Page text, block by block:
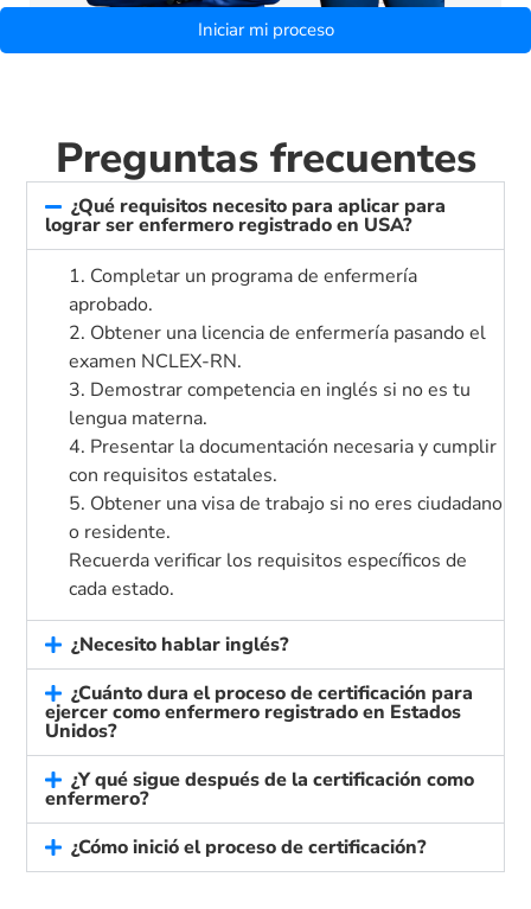
Iniciar mi proceso
Preguntas frecuentes
¿Qué requisitos necesito para aplicar para
lograr ser enfermero registrado en USA?
1. Completar un programa de enfermería
aprobado.
2. Obtener una licencia de enfermería pasando el
examen NCLEX-RN.
3. Demostrar competencia en inglés si no es tu
lengua materna.
4. Presentar la documentación necesaria y cumplir
con requisitos estatales.
5. Obtener una visa de trabajo si no eres ciudadano
o residente.
Recuerda verificar los requisitos específicos de
cada estado.
¿Necesito hablar inglés?
¿Cuánto dura el proceso de certificación para
ejercer como enfermero registrado en Estados
Unidos?
¿Y qué sigue después de la certificación como
enfermero?
¿Cómo inició el proceso de certificación?